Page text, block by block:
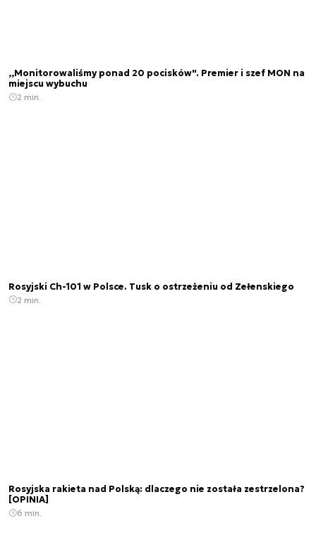
,,Monitorowaliśmy ponad 20 pocisków". Premier i szef MON na
miejscu wybuchu
2 min.
Rosyjski Ch-101 w Polsce. Tusk o ostrzeżeniu od Zełenskiego
2 min.
Rosyjska rakieta nad Polską: dlaczego nie została zestrzelona?
[OPINIA]
6 min.